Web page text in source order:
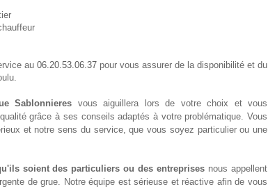
au 06.20.53.06.37 pour vous assurer de la disponibilité et du
Sablonnieres vous aiguillera lors de votre choix et vous
grâce à ses conseils adaptés à votre problématique. Vous
et notre sens du service, que vous soyez particulier ou une
soient des particuliers ou des entreprises nous appellent
de grue. Notre équipe est sérieuse et réactive afin de vous